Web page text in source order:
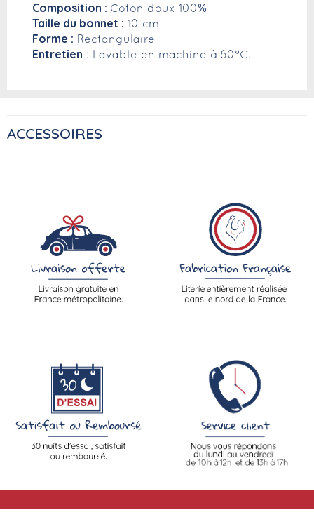
Composition : Coton doux 100%
Taille du bonnet : 10 cm
Forme : Rectangulaire
Entretien : Lavable en machine à 60°C.
ACCESSOIRES